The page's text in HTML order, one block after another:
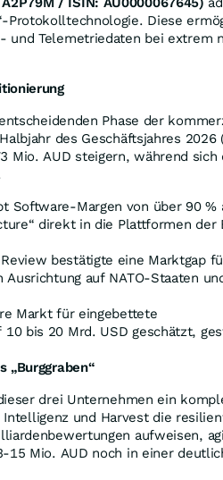
Protokolltechnologie. Diese
und Telemetriedaten bei extrem
Phase der
des Geschäftsjahres 2026
Mio. AUD steigern, während sich
Software-Margen von über 90 %
direkt in die Plattformen der
Review bestätigte eine Marktgap
auf NATO-Staaten
Markt für eingebettete
bis 20 Mrd. USD geschätzt,
„Burggraben“
drei Unternehmen ein
und Harvest die
aufweisen,
15 Mio. AUD noch in einer